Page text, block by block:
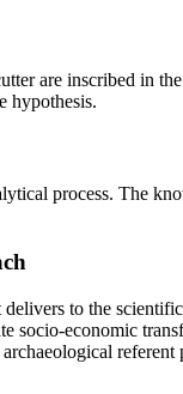
are inscribed in
hypothesis.
process. The
to the
socio-economic